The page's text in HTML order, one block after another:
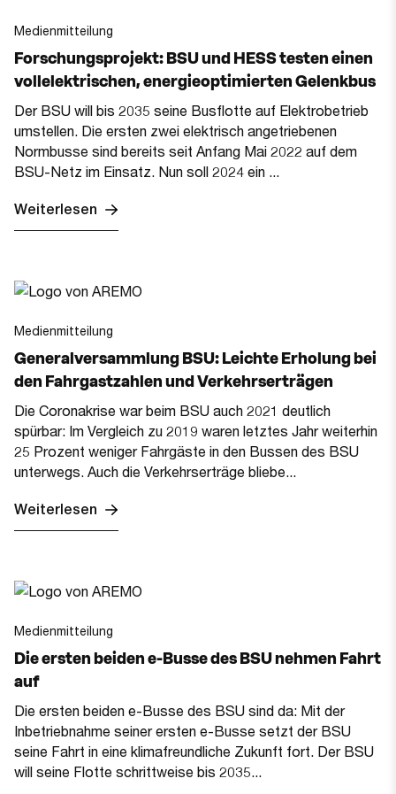
Forschungsprojekt: BSU und HESS testen einen
vollelektrischen, energieoptimierten Gelenkbus
Medienmitteilung
Der BSU will bis 2035 seine Busflotte auf Elektrobetrieb
umstellen. Die ersten zwei elektrisch angetriebenen
Normbusse sind bereits seit Anfang Mai 2022 auf dem
BSU-Netz im Einsatz. Nun soll 2024 ein ...
Weiterlesen
Generalversammlung BSU: Leichte Erholung bei
den Fahrgastzahlen und Verkehrserträgen
Medienmitteilung
Die Coronakrise war beim BSU auch 2021 deutlich
spürbar: Im Vergleich zu 2019 waren letztes Jahr weiterhin
25 Prozent weniger Fahrgäste in den Bussen des BSU
unterwegs. Auch die Verkehrserträge bliebe...
Weiterlesen
Die ersten beiden e-Busse des BSU nehmen Fahrt
auf
Medienmitteilung
Die ersten beiden e-Busse des BSU sind da: Mit der
Inbetriebnahme seiner ersten e-Busse setzt der BSU
seine Fahrt in eine klimafreundliche Zukunft fort. Der BSU
will seine Flotte schrittweise bis 2035...